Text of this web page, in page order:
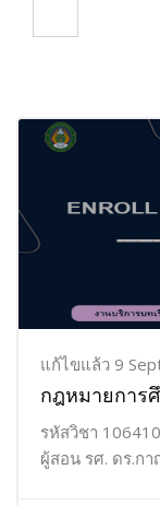
แก้ไขแล้ว 9
กฎหมายการ
รหัสวิชา
ผู้สอน รศ. ดร.ก